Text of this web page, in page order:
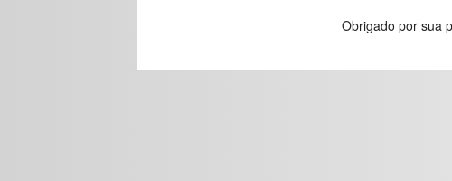
Obrigado por sua